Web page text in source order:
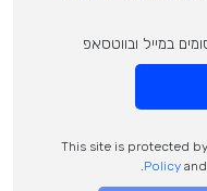
במייל ובווטסאפ
This site is protected
Policyand